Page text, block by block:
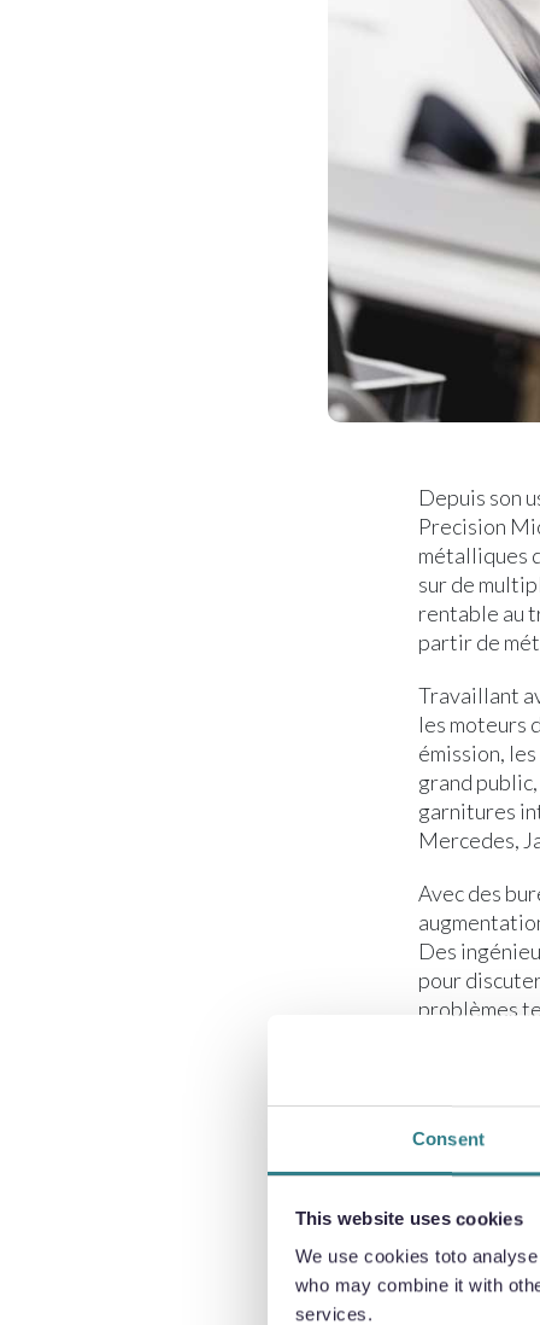
Consent
This website uses cookies
We use cookies toto
who may combine it with
services.
Depuis son
Precision
métalliques
sur de
rentable au
partir de
Travaillant
les moteurs
émission,
grand
garnitures
Mercedes,
Avec des
Des
pour
problèmes